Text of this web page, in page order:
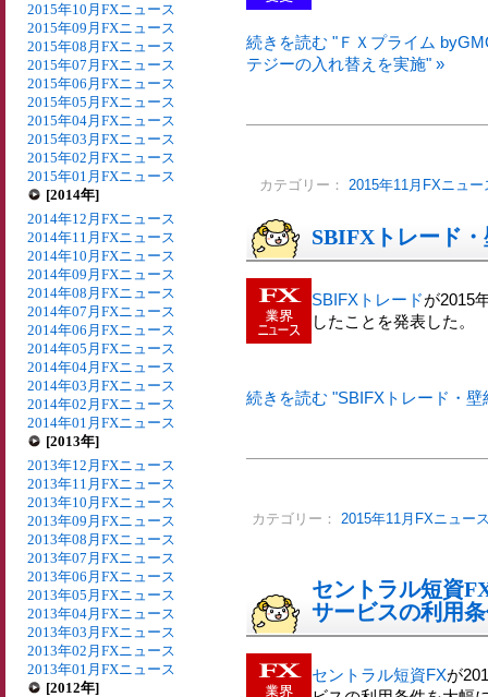
2015年10月FXニュース
2015年09月FXニュース
2015年08月FXニュース
2015年07月FXニュース
2015年06月FXニュース
2015年05月FXニュース
2015年04月FXニュース
2015年03月FXニュース
2015年02月FXニュース
2015年01月FXニュース
[2014年]
2014年12月FXニュース
2014年11月FXニュース
2014年10月FXニュース
2014年09月FXニュース
2014年08月FXニュース
2014年07月FXニュース
2014年06月FXニュース
2014年05月FXニュース
2014年04月FXニュース
2014年03月FXニュース
2014年02月FXニュース
2014年01月FXニュース
[2013年]
2013年12月FXニュース
2013年11月FXニュース
2013年10月FXニュース
2013年09月FXニュース
2013年08月FXニュース
2013年07月FXニュース
2013年06月FXニュース
2013年05月FXニュース
2013年04月FXニュース
2013年03月FXニュース
2013年02月FXニュース
2013年01月FXニュース
[2012年]
続きを読む "ＦＸプライム
テジーの入れ替えを実施" »
カテゴリー： 2015年11月FXニュー
SBIFXトレード
SBIFXトレードが2015
したことを発表した。
続きを読む "SBIFXトレード・
カテゴリー： 2015年11月FXニュー
セントラル短資
サービスの利用
セントラル短資FXが